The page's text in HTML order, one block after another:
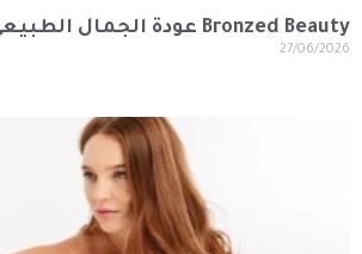
Bronzed Beauty عودة الجمال الطبيعي
27/06/2026